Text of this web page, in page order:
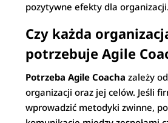
pozytywne efekty dla organizacji.
Czy każda
potrzebuje Agile
Potrzeba Agile Coacha zależy
organizacji oraz jej celów. Jeśli
wprowadzić metodyki zwinne,